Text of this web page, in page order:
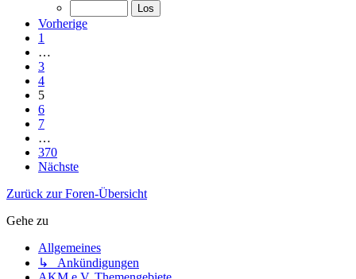
Vorherige
1
…
3
4
5
6
7
…
370
Nächste
Zurück zur Foren-Übersicht
Gehe zu
Allgemeines
↳ Ankündigungen